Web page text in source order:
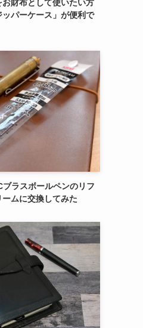
お財布として使いたい方
パーケース」が便利で
ブラスボールペンのリフ
ムに交換してみた